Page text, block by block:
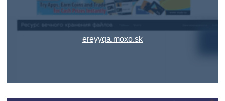
ereyyqa.moxo.sk